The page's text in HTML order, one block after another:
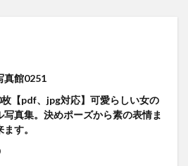
真館0251
【pdf、jpg対応】可愛らしい女の
真集。決めポーズから素の表情ま
す。